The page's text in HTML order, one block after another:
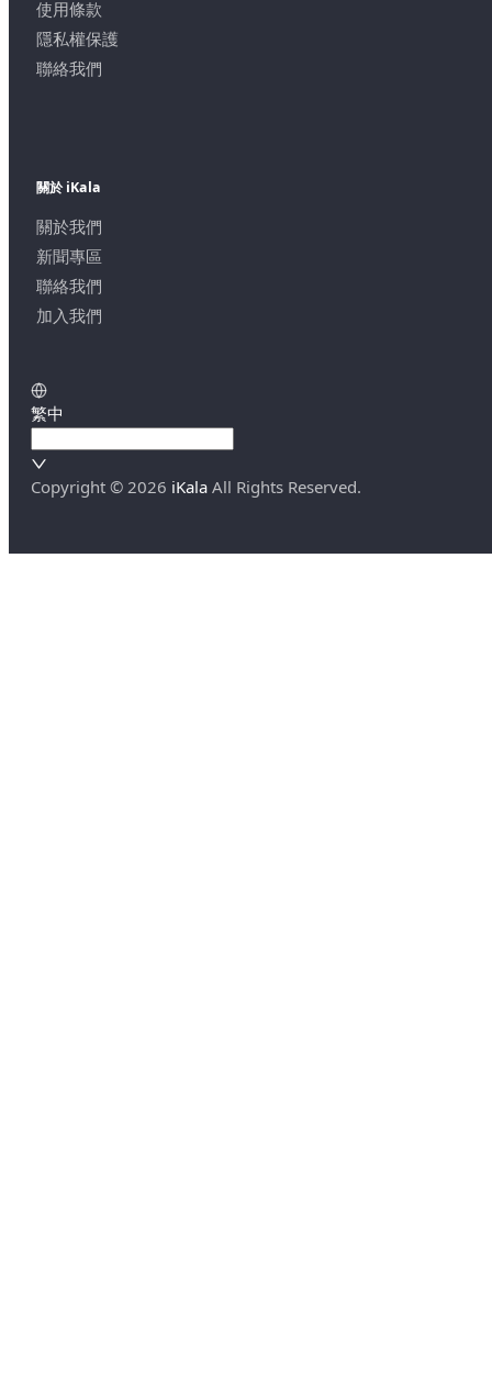
使用條款
隱私權保護
聯絡我們
關於 iKala
關於我們
新聞專區
聯絡我們
加入我們
繁中
Copyright © 2026 iKala All Rights Reserved.